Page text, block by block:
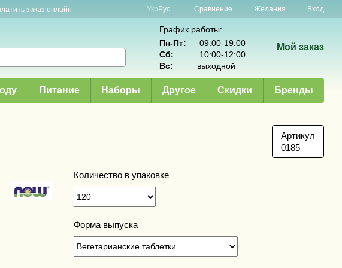
заказ онлайн
Укр Рус Сравнение Желания Вход
График работы:
Пн-Пт:
09:00-19:00
Сб:
10:00-12:00
Вс:
выходной
Мой заказ
Питание Наборы Другое Скидки Бренды
Артикул
0185
Количество в упаковке
Форма выпуска